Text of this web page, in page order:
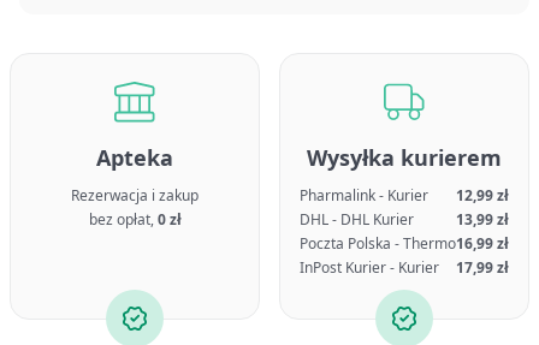
Apteka
Rezerwacja i zakup
bez opłat,0 zł
Wysyłka kurierem
Pharmalink - Kurier
12,99 zł
DHL - DHL Kurier
13,99 zł
Poczta Polska - Thermo16,99 zł
InPost Kurier - Kurier
17,99 zł